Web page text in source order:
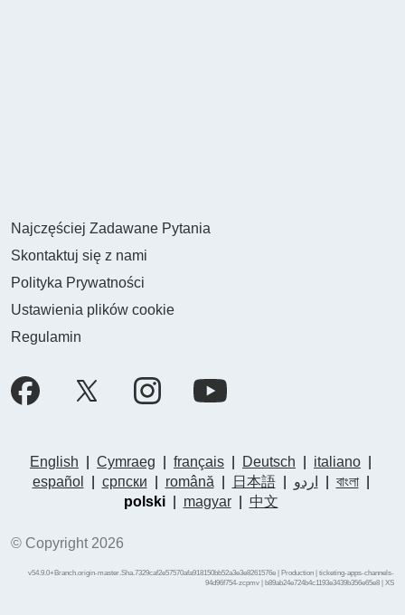
Najczęściej Zadawane Pytania
Skontaktuj się z nami
Polityka Prywatności
Ustawienia plików cookie
Regulamin
English Cymraeg français Deutsch italiano
español
српски română 日本語| اردو বাংলা|
polski| magyar| 中文
© Copyright 2026
v54.9.0+Branch.origin-master.Sha.7329caf2e57570afa918150bb52a3e3e8261576e | Production | ticketing-apps-channels-
94d96f754-zcpmv | b89ab24e724b4c1193e3439b356e65e8 | XS